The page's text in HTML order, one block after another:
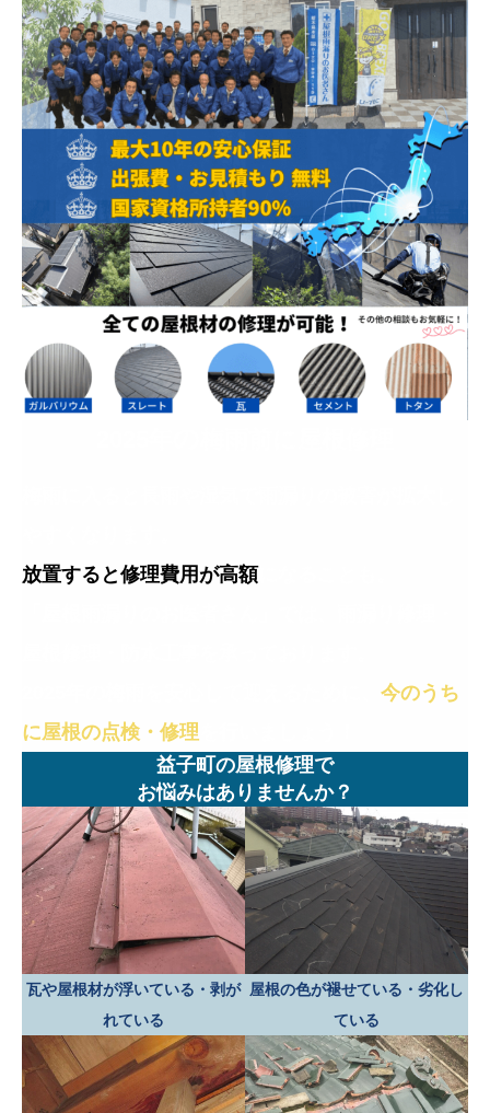
放置すると修理費用が高額になることも。
今のうち
に屋根の点検・修理
益子町の屋根修理で
お悩みはありませんか？
瓦や屋根材が浮いている・剥が
れている
屋根の色が褪せている・劣化し
ている